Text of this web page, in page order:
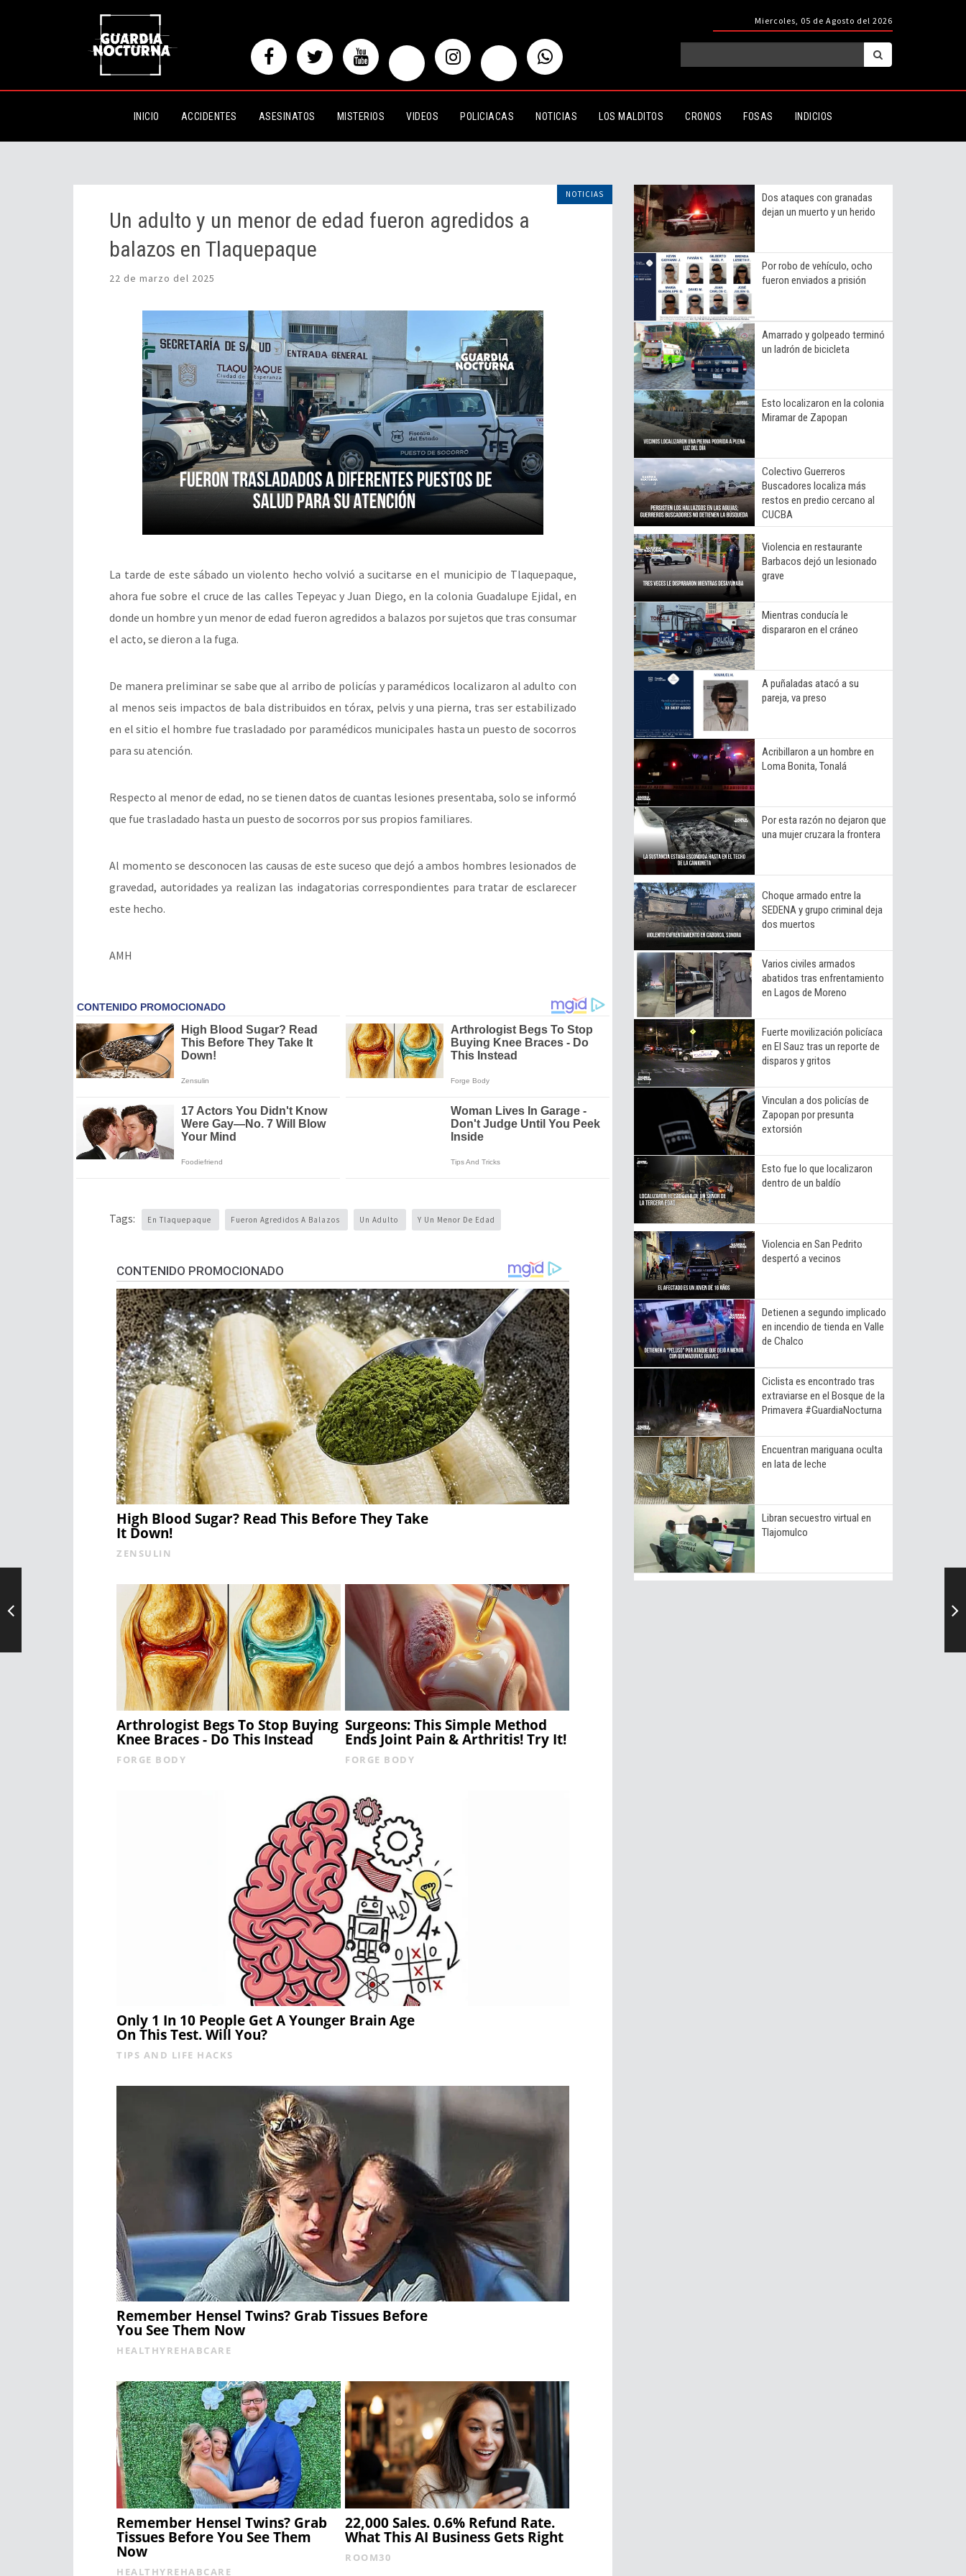
Miercoles, 05 de Agosto del 2026
INICIO ACCIDENTES ASESINATOS MISTERIOS VIDEOS POLICIACAS NOTICIAS LOS MALDITOS CRONOS FOSAS INDICIOS
Un adulto y un menor de edad fueron agredidos a balazos en
Tlaquepaque
NOTICIAS
Un adulto y un menor de edad fueron agredidos a
balazos en Tlaquepaque
22 de marzo del 2025
La tarde de este sábado un violento hecho volvió a sucitarse en el municipio de Tlaquepaque,
ahora fue sobre el cruce de las calles Tepeyac y Juan Diego, en la colonia Guadalupe Ejidal, en
donde un hombre y un menor de edad fueron agredidos a balazos por sujetos que tras consumar
el acto, se dieron a la fuga.
De manera preliminar se sabe que al arribo de policías y paramédicos localizaron al adulto con
al menos seis impactos de bala distribuidos en tórax, pelvis y una pierna, tras ser estabilizado
en el sitio el hombre fue trasladado por paramédicos municipales hasta un puesto de socorros
para su atención.
Respecto al menor de edad, no se tienen datos de cuantas lesiones presentaba, solo se informó
que fue trasladado hasta un puesto de socorros por sus propios familiares.
Al momento se desconocen las causas de este suceso que dejó a ambos hombres lesionados de
gravedad, autoridades ya realizan las indagatorias correspondientes para tratar de esclarecer
este hecho.
AMH
Tags: En Tlaquepaque Fueron Agredidos A Balazos Un Adulto Y Un Menor De Edad
CONTENIDO PROMOCIONADO
High Blood Sugar? Read This Before They Take
It Down!
ZENSULIN
Arthrologist Begs To Stop Buying
Knee Braces - Do This Instead
FORGE BODY
Surgeons: This Simple Method
Ends Joint Pain & Arthritis! Try It!
FORGE BODY
Only 1 In 10 People Get A Younger Brain Age
On This Test. Will You?
TIPS AND LIFE HACKS
Remember Hensel Twins? Grab Tissues Before
You See Them Now
HEALTHYREHABCARE
Remember Hensel Twins? Grab
Tissues Before You See Them
Now
HEALTHYREHABCARE
22,000 Sales. 0.6% Refund Rate.
What This AI Business Gets Right
ROOM30
Dos ataques con granadas
dejan un muerto y un herido
Por robo de vehículo, ocho
fueron enviados a prisión
Amarrado y golpeado terminó
un ladrón de bicicleta
Esto localizaron en la colonia
Miramar de Zapopan
Colectivo Guerreros
Buscadores localiza más
restos en predio cercano al
CUCBA
Violencia en restaurante
Barbacos dejó un lesionado
grave
Mientras conducía le
dispararon en el cráneo
A puñaladas atacó a su
pareja, va preso
Acribillaron a un hombre en
Loma Bonita, Tonalá
Por esta razón no dejaron que
una mujer cruzara la frontera
Choque armado entre la
SEDENA y grupo criminal deja
dos muertos
Varios civiles armados
abatidos tras enfrentamiento
en Lagos de Moreno
Fuerte movilización policíaca
en El Sauz tras un reporte de
disparos y gritos
Vinculan a dos policías de
Zapopan por presunta
extorsión
Esto fue lo que localizaron
dentro de un baldío
Violencia en San Pedrito
despertó a vecinos
Detienen a segundo implicado
en incendio de tienda en Valle
de Chalco
Ciclista es encontrado tras
extraviarse en el Bosque de la
Primavera #GuardiaNocturna
Encuentran mariguana oculta
en lata de leche
Libran secuestro virtual en
Tlajomulco